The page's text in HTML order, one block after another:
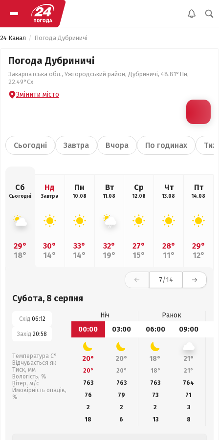
24 Канал Погода Дубриничі
Погода Дубриничі
Закарпатська обл., Ужгородський район, Дубриничі, 48.81°Пн,
22.49°Сх
Змінити місто
Сьогодні Завтра Вчора По годинах
Сб
Сьогодні
29°
18°
Нд
Завтра
30°
14°
Пн
10.08
33°
14°
Вт
11.08
32°
19°
Ср
12.08
27°
15°
Чт
13.08
28°
11°
Пт
14.08
29°
12°
7/14
Субота, 8 серпня
Схід:06:12
Захід:20:58
Температура С°
Відчувається як
Тиск, мм
Вологість, %
Вітер, м/с
Ймовірність опадів,
%
Ніч
Ранок
00:00
03:00 06:00 09:00
20° 20° 18° 21°
20° 20° 18° 21°
763
763 763 764
76
79 73 71
2
2 2
3
18
6 13 8